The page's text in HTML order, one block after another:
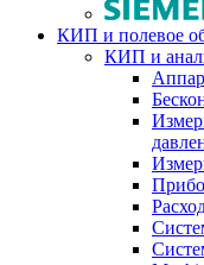
КИП и полевое
КИП и